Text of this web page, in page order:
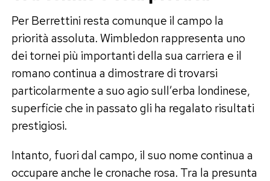
Per Berrettini resta comunque il campo la
priorità assoluta. Wimbledon rappresenta uno
dei tornei più importanti della sua carriera e il
romano continua a dimostrare di trovarsi
particolarmente a suo agio sull’erba londinese,
superficie che in passato gli ha regalato risultati
prestigiosi.
Intanto, fuori dal campo, il suo nome continua a
occupare anche le cronache rosa. Tra la presunta